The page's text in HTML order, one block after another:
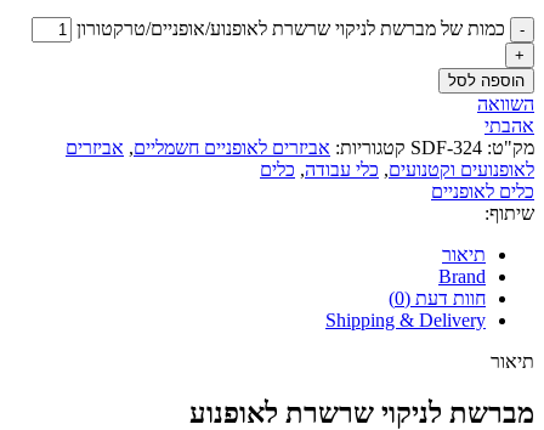
כמות של מברשת לניקוי שרשרת לאופנוע/אופניים/טרקטורון
הוספה לסל
השוואה
אהבתי
מק"ט: 324-SDF קטגוריות: אביזרים לאופניים חשמליים, אביזרים
לאופנועים וקטנועים, כלי עבודה, כלים
כלים לאופניים
שיתוף:
תיאור
Brand
חוות דעת (0)
Shipping & Delivery
תיאור
מברשת לניקוי שרשרת לאופנוע